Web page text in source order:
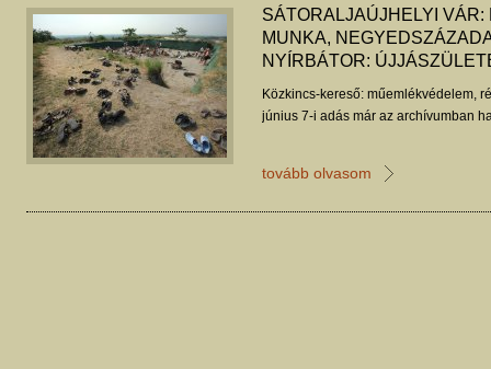
SÁTORALJAÚJHELYI VÁR:
MUNKA,
NYÍRBÁTOR:
Közkincs-kereső: műemlékvédelem,
június 7-i adás már az archívumban
tovább olvasom